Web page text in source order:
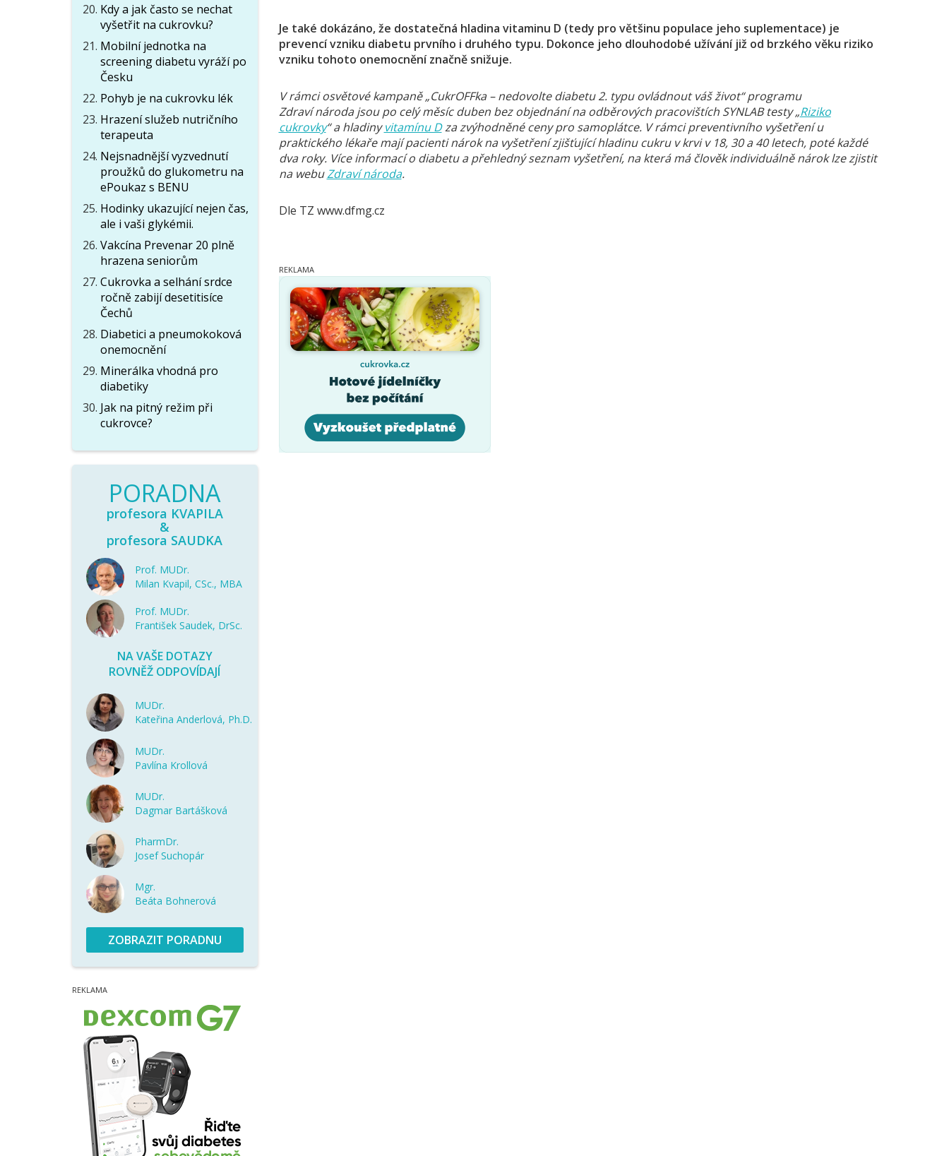
Je také dokázáno, že dostatečná hladina vitaminu D (tedy pro většinu populace jeho suplementace) je
prevencí vzniku diabetu prvního i druhého typu. Dokonce jeho dlouhodobé užívání již od brzkého věku riziko
vzniku tohoto onemocnění značně snižuje.
V rámci osvětové kampaně „CukrOFFka – nedovolte diabetu 2. typu ovládnout váš život“ programu
Zdraví národa jsou po celý měsíc duben bez objednání na odběrových pracovištích SYNLAB testy „Riziko
cukrovky“ a hladinyvitamínu Dza zvýhodněné ceny pro samoplátce. V rámci preventivního vyšetření u
praktického lékaře mají pacienti nárok na vyšetření zjišťující hladinu cukru v krvi v 18, 30 a 40 letech, poté každé
dva roky. Více informací o diabetu a přehledný seznam vyšetření, na která má člověk individuálně nárok lze zjistit
na webuZdraví národa.
Dle TZ www.dfmg.cz
Kdy a jak často se nechat
vyšetřit na cukrovku?
Mobilní jednotka na
screening diabetu vyráží po
Česku
Pohyb je na cukrovku lék
Hrazení služeb nutričního
terapeuta
Nejsnadnější vyzvednutí
proužků do glukometru na
ePoukaz s BENU
Hodinky ukazující nejen čas,
ale i vaši glykémii.
Vakcína Prevenar 20 plně
hrazena seniorům
Cukrovka a selhání srdce
ročně zabijí desetitisíce
Čechů
Diabetici a pneumokoková
onemocnění
Minerálka vhodná pro
diabetiky
Jak na pitný režim při
cukrovce?
PORADNA
profesora KVAPILA
&
profesora SAUDKA
Prof. MUDr.
Milan Kvapil, CSc., MBA
Prof. MUDr.
František Saudek, DrSc.
NA VAŠE DOTAZY
ROVNĚŽ ODPOVÍDAJÍ
MUDr.
Kateřina Anderlová, Ph.D.
MUDr.
Pavlína Krollová
MUDr.
Dagmar Bartášková
PharmDr.
Josef Suchopár
Mgr.
Beáta Bohnerová
ZOBRAZIT PORADNU